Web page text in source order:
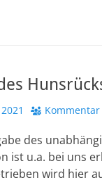
des
ist u.a. bei uns
wird hier